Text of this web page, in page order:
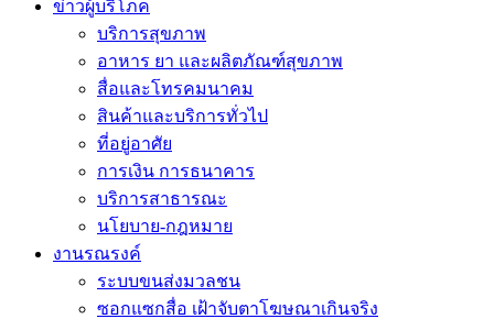
ข่าวผู้บริโภค
บริการสุขภาพ
อาหาร ยา และผลิตภัณฑ์สุขภาพ
สื่อและโทรคมนาคม
สินค้าและบริการทั่วไป
ที่อยู่อาศัย
การเงิน การธนาคาร
บริการสาธารณะ
นโยบาย-กฎหมาย
งานรณรงค์
ระบบขนส่งมวลชน
ซอกแซกสื่อ เฝ้าจับตาโฆษณาเกินจริง